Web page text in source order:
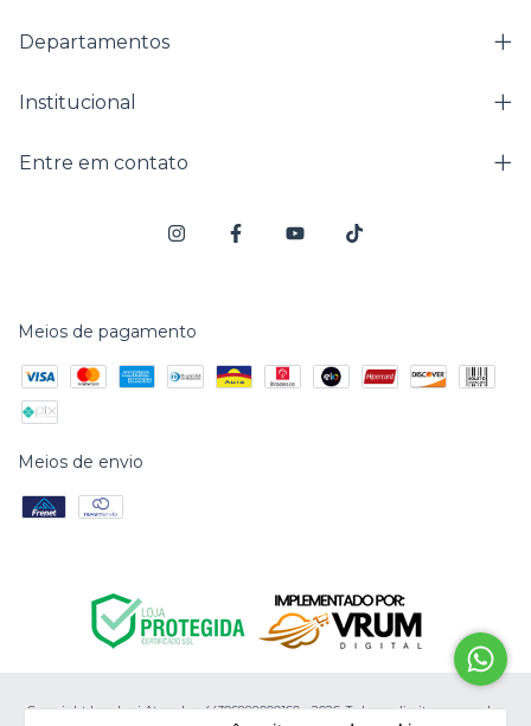
Departamentos
Institucional
Entre em contato
Meios de pagamento
Meios de envio
Copyright Lambari Atacado - 44306888000160 - 2026. Todos os direitos reservados.